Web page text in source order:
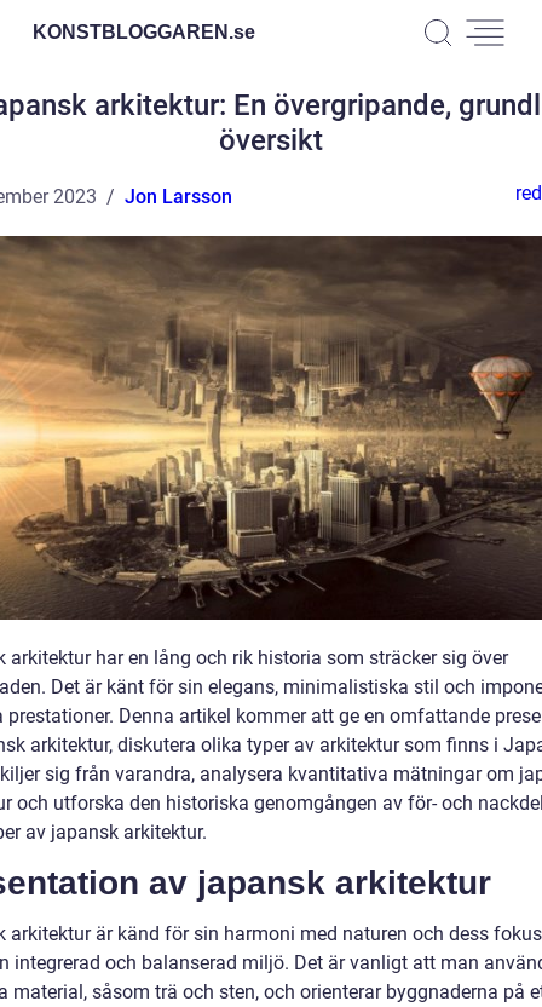
KONSTBLOGGAREN.se
arkitektur: En övergripande,
översikt
2023 Jon Larsson
arkitektur har en lång och rik historia som sträcker sig över
Det är känt för sin elegans, minimalistiska stil och
prestationer. Denna artikel kommer att ge en omfattande
arkitektur, diskutera olika typer av arkitektur som finns i
sig från varandra, analysera kvantitativa mätningar om
och utforska den historiska genomgången av för- och
av japansk arkitektur.
av japansk arkitektur
arkitektur är känd för sin harmoni med naturen och dess
integrerad och balanserad miljö. Det är vanligt att man
material, såsom trä och sten, och orienterar byggnaderna på